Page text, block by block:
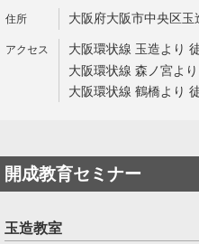
大阪府大阪市中央区
大阪環状線 玉造より
大阪環状線 森ノ宮よ
大阪環状線 鶴橋より
開成教育セミナー
玉造教室